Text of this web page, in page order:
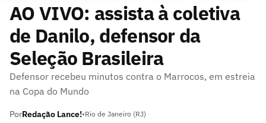
AO VIVO: assista à coletiva
de Danilo, defensor da
Seleção Brasileira
Defensor recebeu minutos contra o Marrocos, em estreia
na Copa do Mundo
PorRedação Lance!•Rio de Janeiro (RJ)